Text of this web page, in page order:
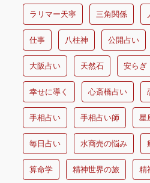
ラリマー天寧 三角関係
仕事 八柱神 公開占い
大阪占い 天然石 安らぎ
幸せに導く 心斎橋占い
手相占い 手相占い師 星
毎日占い 水商売の悩み
算命学 精神世界の旅 精